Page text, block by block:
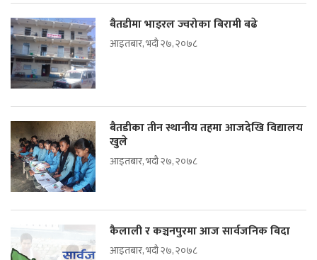
बैतडीमा भाइरल ज्वरोका बिरामी बढे
आइतबार, भदौ २७, २०७८
बैतडीका तीन स्थानीय तहमा आजदेखि विद्यालय
खुले
आइतबार, भदौ २७, २०७८
कैलाली र कञ्चनपुरमा आज सार्वजनिक बिदा
आइतबार, भदौ २७, २०७८